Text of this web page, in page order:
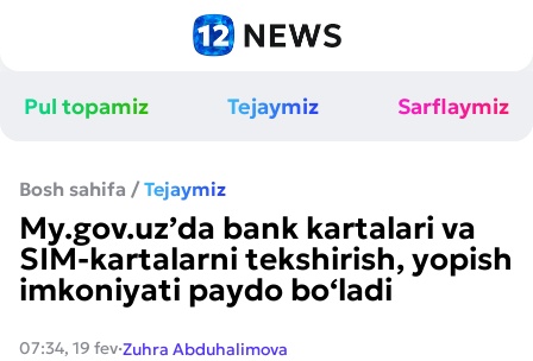
Pul topamiz Tejaymiz Sarflaymiz
Bosh sahifa / Tejaymiz
My.gov.uz’da bank kartalari va
SIM-kartalarni tekshirish, yopish
imkoniyati paydo bo‘ladi
07:34, 19 fev·Zuhra Abduhalimova